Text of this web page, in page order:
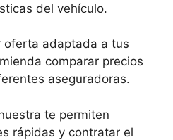
del vehículo.
oferta adaptada a tus
comparar precios
aseguradoras.
te permiten
rápidas y contratar el